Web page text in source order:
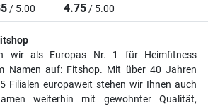
/ 5.00 4.75/ 5.00
wir als Europas Nr. 1 für Heimfitness
Namen auf: Fitshop. Mit über 40 Jahren
Filialen europaweit stehen wir Ihnen auch
weiterhin mit gewohnter Qualität,